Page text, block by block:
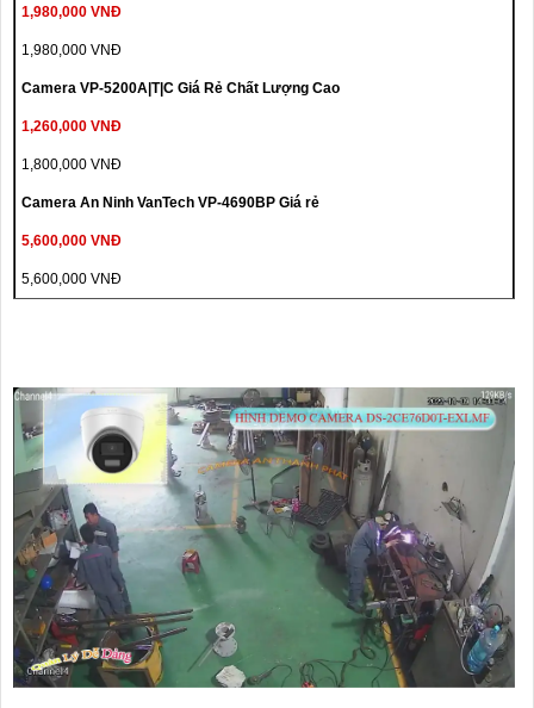
1,980,000 VNĐ
1,980,000 VNĐ
Camera VP-5200A|T|C Giá Rẻ Chất Lượng Cao
1,260,000 VNĐ
1,800,000 VNĐ
Camera An Ninh VanTech VP-4690BP Giá rẻ
5,600,000 VNĐ
5,600,000 VNĐ